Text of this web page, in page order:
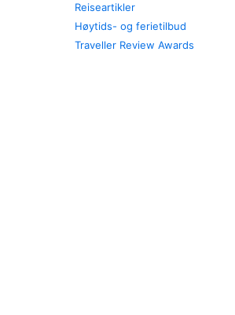
Reiseartikler
Høytids- og ferietilbud
Traveller Review Awards